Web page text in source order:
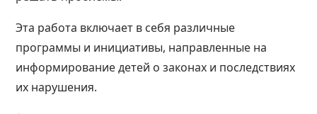
Эта работа включает в себя различные
программы и инициативы, направленные на
информирование детей о законах и последствиях
их нарушения.